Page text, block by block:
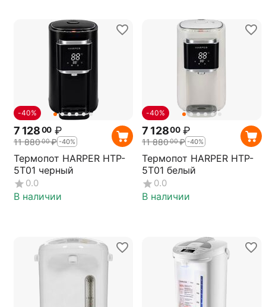
-40%
7 12800 ₽
11 88000₽ -40%
Термопот HARPER HTP-
5T01 черный
0.0
В наличии
-40%
7 12800 ₽
11 88000₽ -40%
Термопот HARPER HTP-
5T01 белый
0.0
В наличии